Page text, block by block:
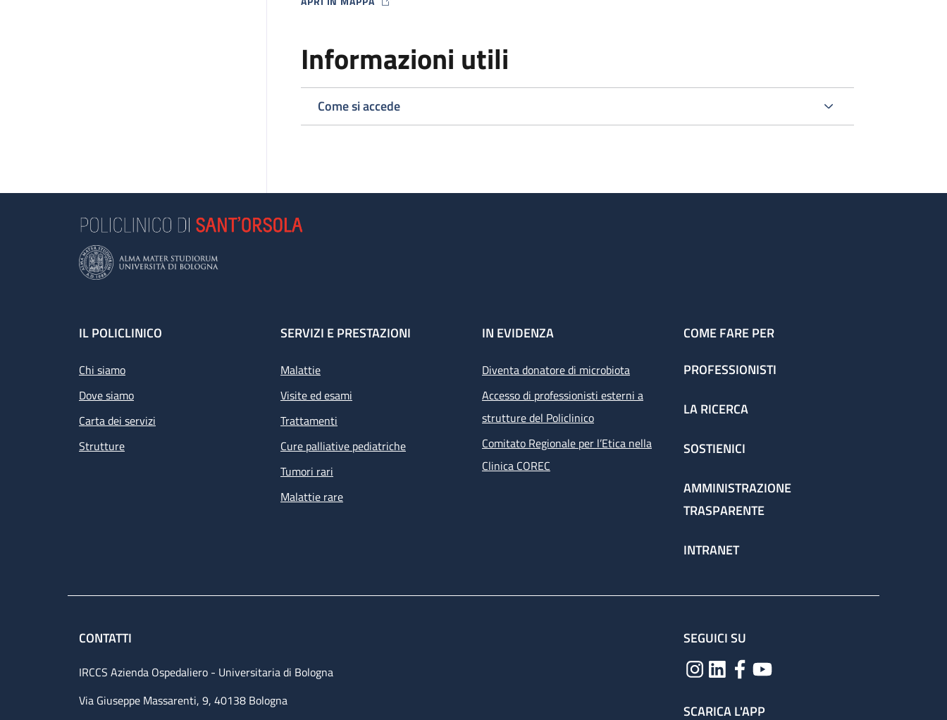
MAP ICON
Informazioni utili
Come si accede
Footer
IL POLICLINICO
Chi siamo
Dove siamo
Carta dei servizi
Strutture
SERVIZI E PRESTAZIONI
Malattie
Visite ed esami
Trattamenti
Cure palliative pediatriche
Tumori rari
Malattie rare
IN EVIDENZA
Diventa donatore di microbiota
Accesso di professionisti esterni a
strutture del Policlinico
Comitato Regionale per l’Etica nella
Clinica COREC
COME FARE PER
PROFESSIONISTI
LA RICERCA
SOSTIENICI
AMMINISTRAZIONE
TRASPARENTE
INTRANET
CONTATTI
IRCCS Azienda Ospedaliero - Universitaria di Bologna
Via Giuseppe Massarenti, 9, 40138 Bologna
SEGUICI SU
SCARICA L'APP